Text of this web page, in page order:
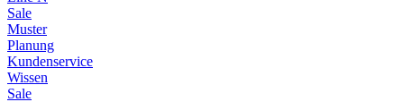
Sale
Muster
Planung
Kundenservice
Wissen
Sale